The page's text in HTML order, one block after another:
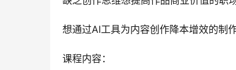
想通过AI工具为内容创作降本增效的制
课程内容：